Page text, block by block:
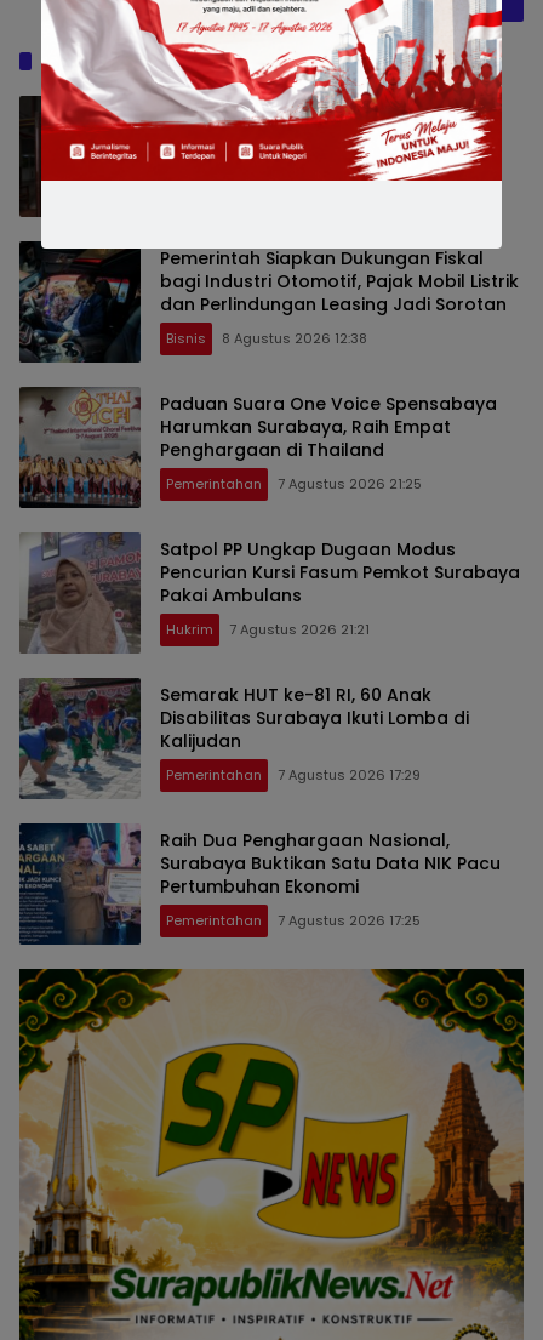
Baca Juga
Pemkot Surabaya Beri Insentif Rp300
Ribu bagi Warga yang Rekam Aksi
Pencurian Fasum
Pemerintah Siapkan Dukungan Fiskal
bagi Industri Otomotif, Pajak Mobil Listrik
dan Perlindungan Leasing Jadi Sorotan
Bisnis 8 Agustus 2026 12:38
Paduan Suara One Voice Spensabaya
Harumkan Surabaya, Raih Empat
Penghargaan di Thailand
Pemerintahan 7 Agustus 2026 21:25
Satpol PP Ungkap Dugaan Modus
Pencurian Kursi Fasum Pemkot Surabaya
Pakai Ambulans
Hukrim 7 Agustus 2026 21:21
Semarak HUT ke-81 RI, 60 Anak
Disabilitas Surabaya Ikuti Lomba di
Kalijudan
Pemerintahan 7 Agustus 2026 17:29
Raih Dua Penghargaan Nasional,
Surabaya Buktikan Satu Data NIK Pacu
Pertumbuhan Ekonomi
Pemerintahan 7 Agustus 2026 17:25